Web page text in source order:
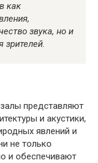
как
звука, но и
представляют
и акустики,
явлений и
не только
и обеспечивают